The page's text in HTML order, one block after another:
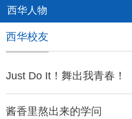
机构设置
人才培养
科学研究
西华人物
西华校友
Just Do It！舞出我青春！
酱香里熬出来的学问